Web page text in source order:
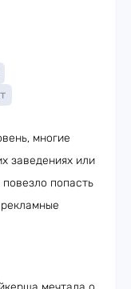
многие
заведениях или
попасть